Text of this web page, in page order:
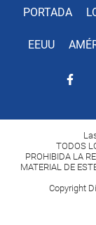
PORTADA
EEUU
TODOS
PROHIBIDA LA
MATERIAL DE
Copyright